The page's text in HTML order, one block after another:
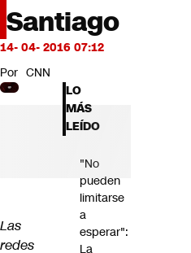
Cultura
Servicios
Bits
CNN Data
CNN tiempo
Futuro 360
Santiago
14- 04- 2016 07:12
Por CNN
Las
redes
LO
MÁS
LEÍDO
"No
pueden
limitarse
a
esperar":
La